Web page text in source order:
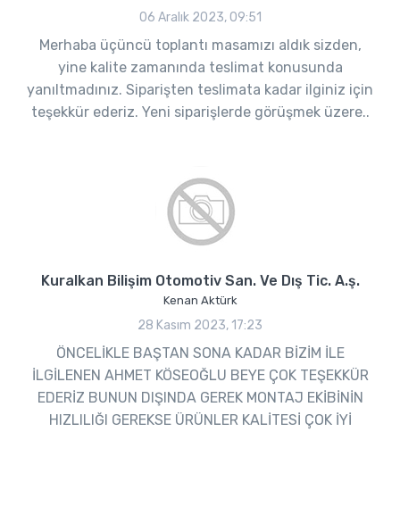
06 Aralık 2023, 09:51
Merhaba üçüncü toplantı masamızı aldık sizden,
yine kalite zamanında teslimat konusunda
yanıltmadınız. Siparişten teslimata kadar ilginiz için
teşekkür ederiz. Yeni siparişlerde görüşmek üzere..
Kuralkan Bilişim Otomotiv San. Ve Dış Tic. A.ş.
Kenan Aktürk
28 Kasım 2023, 17:23
ÖNCELİKLE BAŞTAN SONA KADAR BİZİM İLE
İLGİLENEN AHMET KÖSEOĞLU BEYE ÇOK TEŞEKKÜR
EDERİZ BUNUN DIŞINDA GEREK MONTAJ EKİBİNİN
HIZLILIĞI GEREKSE ÜRÜNLER KALİTESİ ÇOK İYİ